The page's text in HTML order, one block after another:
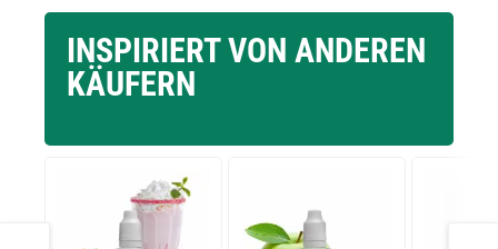
INSPIRIERT VON ANDEREN
KÄUFERN